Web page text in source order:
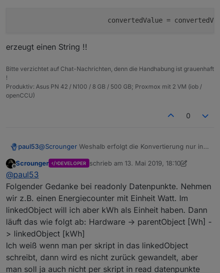
		}
convertedValue =
erzeugt einen String !!
Bitte verzichtet auf Chat-Nachrichten, denn die Handhabung ist grauenhaft
!
Produktiv: Asus PN 42 / N100 / 8 GB / 500 GB; Proxmox mit 2 VM (iob /
openCCU)
0
paul53@Scrounger Weshalb erfolgt die Konvertierung nur in
Eine Änderung inlinked schreibt trotzdem inparent
Übrigens:Eval ist böse
erzeugt einen String !!
Offline
Scrounger DEVELOPER schrieb am 13. Mai 2019, 18:10
zuletzt editiert von Scrounger
@paul53
Folgender Gedanke bei readonly Datenpunkte. Nehmen
wir z.B. einen Energiecounter mit Einheit Watt. Im
linkedObject will ich aber kWh als Einheit haben. Dann
läuft das wie folgt ab: Hardware -> parentObject [Wh] -
> linkedObject [kWh]
Ich weiß wenn man per skript in das linkedObject
schreibt, dann wird es nicht zurück gewandelt, aber
man soll ja auch nicht per skript in read datenpunkte